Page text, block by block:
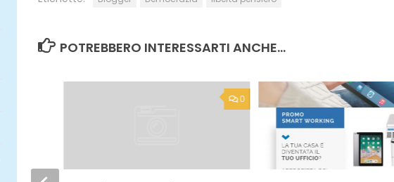
libertà pensiero
POTREBBERO INTERESSARTI ANCHE...